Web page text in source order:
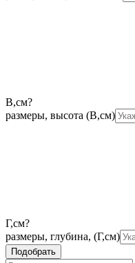
В,см?
размеры, высота (В,см)
Г,см?
размеры, глубина, (Г,см)